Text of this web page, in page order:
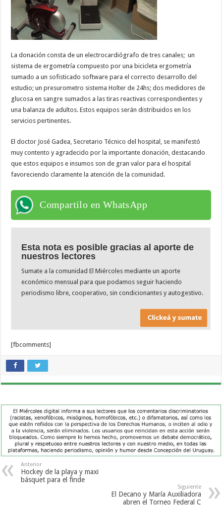
La donación consta de un electrocardiógrafo de tres canales; un
sistema de ergometría compuesto por una bicicleta ergometría
sumado a un sofisticado software para el correcto desarrollo del
estudio; un presurometro sistema Holter de 24hs; dos medidores de
glucosa en sangre sumados a las tiras reactivas correspondientes y
una balanza de adultos. Estos equipos serán distribuidos en los
servicios pertinentes.
El doctor José Gadea, Secretario Técnico del hospital, se manifestó
muy contento y agradecido por la importante donación, destacando
que estos equipos e insumos son de gran valor para el hospital
favoreciendo claramente la atención de la comunidad.
Compartilo en WhatsApp
Esta nota es posible gracias al aporte de
nuestros lectores
Sumate a la comunidad El Miércoles mediante un aporte
económico mensual para que podamos seguir haciendo
periodismo libre, cooperativo, sin condicionantes y autogestivo.
[fbcomments]
Anterior
Hockey de la playa y maxi
básquet para el finde
Siguiente
El Decano y María Auxiliadora
abren el Torneo Federal C